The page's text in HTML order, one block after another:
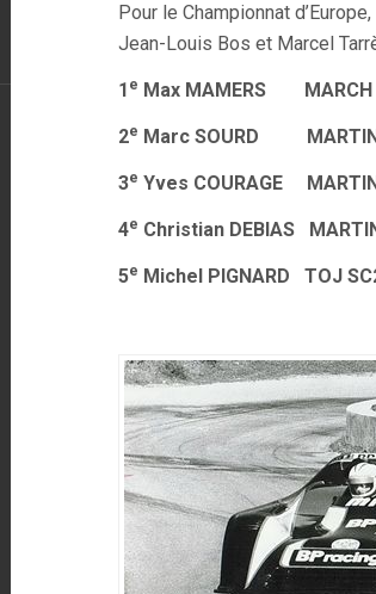
Pour le Championnat
Jean-Louis Bos et Marcel
1 e Max MAMERS
2e Marc SOURD MARTINI
3e Yves COURAGE
4e Christian DEBIAS
5e Michel PIGNARD TOJ